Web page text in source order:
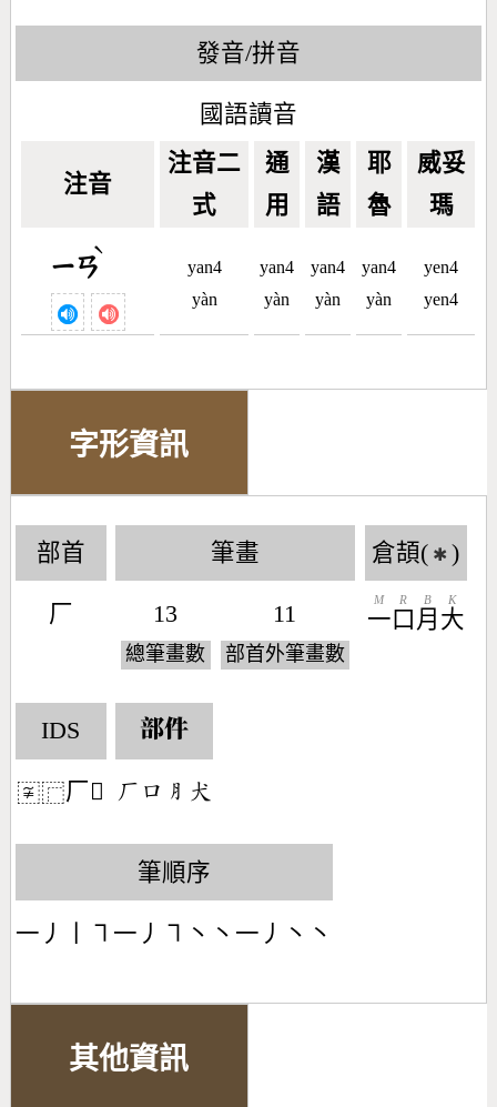
發音/拼音
國語讀音
注音
注音二
式
通
用
漢
語
耶
魯
威妥
瑪
ㄧㄢ
ˋ
yan4
yàn
yan4
yàn
yan4
yàn
yan4
yàn
yen4
yen4
字形資訊
部首
厂
筆畫
13
總筆畫數
11
部首外筆畫數
倉頡( ✱ )
一
M
口
R
月
B
大
K
IDS
〾⿸厂𤞣
部件
󶀕󶁶󶅽󶂿
筆順序
一丿丨㇕一丿㇕丶丶一丿丶丶
其他資訊